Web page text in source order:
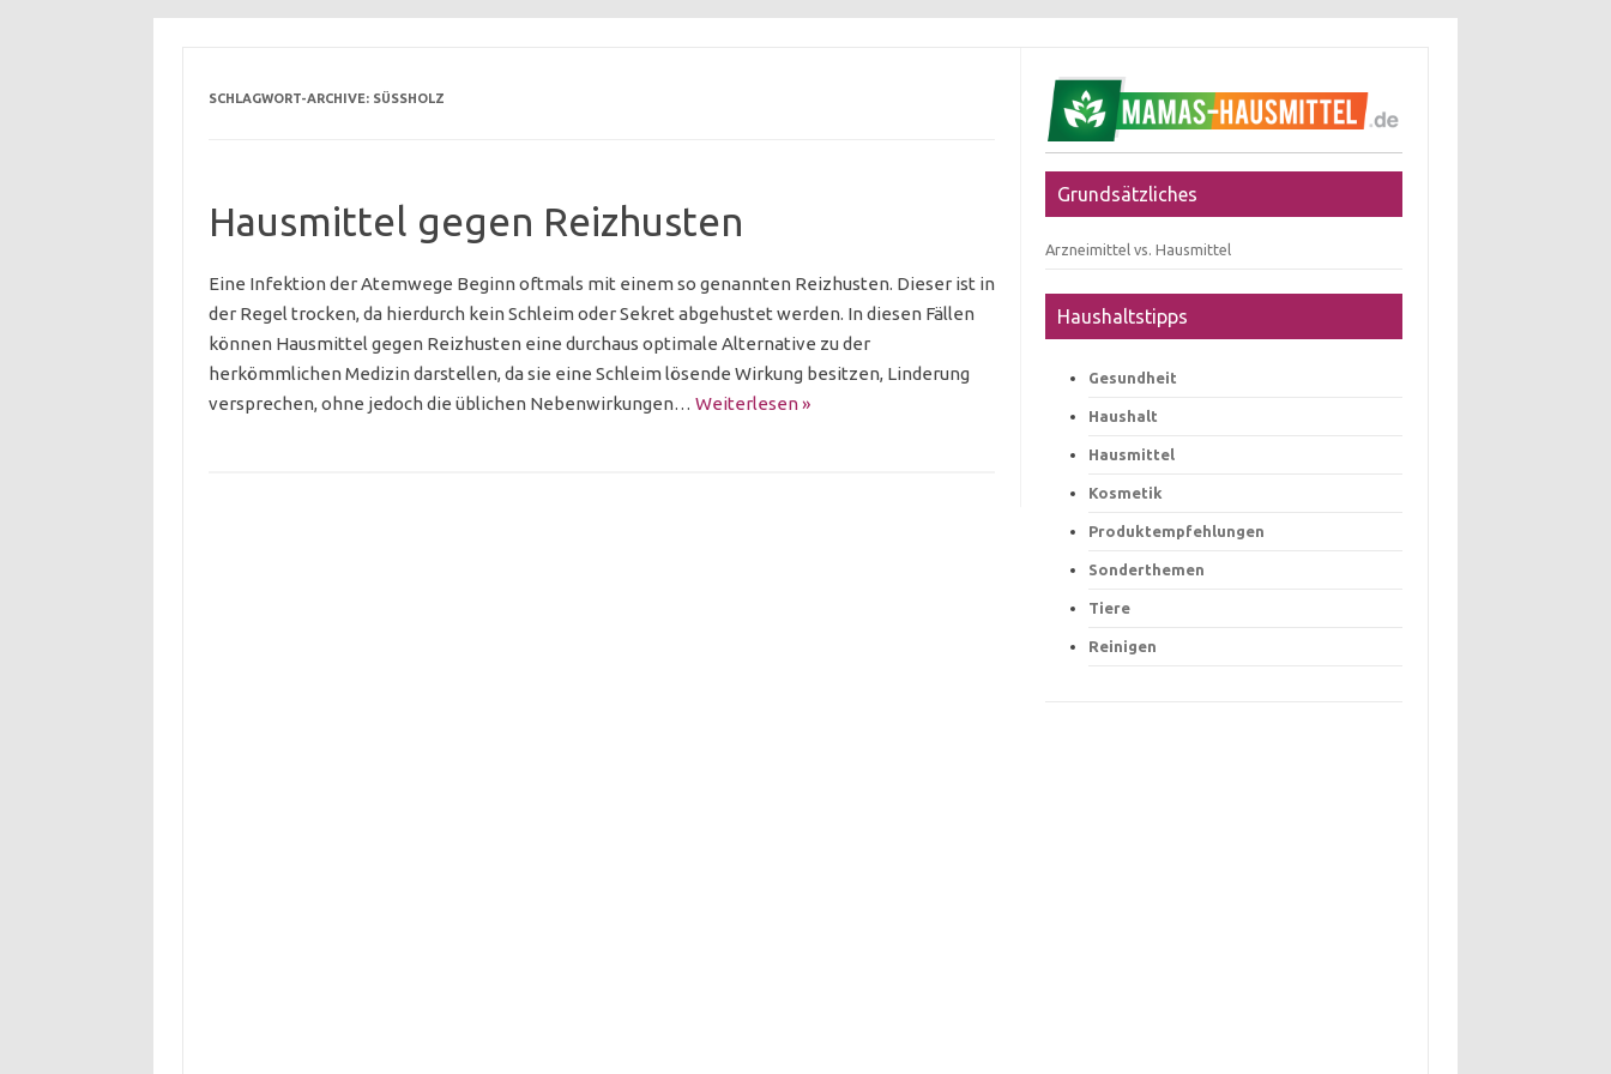
SCHLAGWORT-ARCHIVE: SÜSSHOLZ
Hausmittel gegen Reizhusten
Eine Infektion der Atemwege Beginn oftmals mit einem so genannten Reizhusten. Dieser ist in
der Regel trocken, da hierdurch kein Schleim oder Sekret abgehustet werden. In diesen Fällen
können Hausmittel gegen Reizhusten eine durchaus optimale Alternative zu der
herkömmlichen Medizin darstellen, da sie eine Schleim lösende Wirkung besitzen, Linderung
versprechen, ohne jedoch die üblichen Nebenwirkungen… Weiterlesen »
Grundsätzliches
Arzneimittel vs. Hausmittel
Haushaltstipps
Gesundheit
Haushalt
Hausmittel
Kosmetik
Produktempfehlungen
Sonderthemen
Tiere
Reinigen